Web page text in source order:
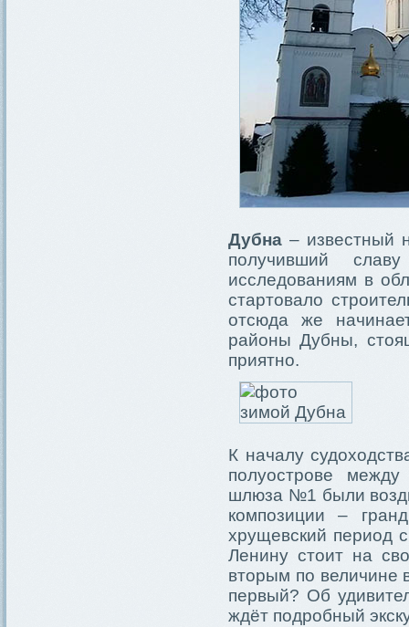
Дубна – известный
получивший
исследованиям в
стартовало
отсюда же
районы Дубны,
приятно.
К началу
полуострове
шлюза №1 были
композиции –
хрущевский период
Ленину стоит на
вторым по величине
первый? Об
ждёт подробный